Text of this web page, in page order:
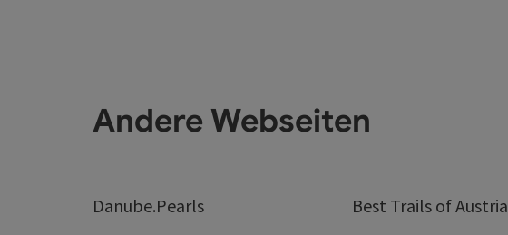
Andere Webseiten
Danube.Pearls Best Trails of Austria